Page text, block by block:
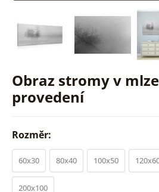
Obraz stromy v
provedení
Rozměr:
60x30 80x40 100x50
200x100